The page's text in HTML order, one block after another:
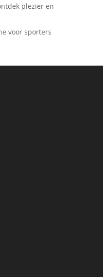
plezier en
voor sporters